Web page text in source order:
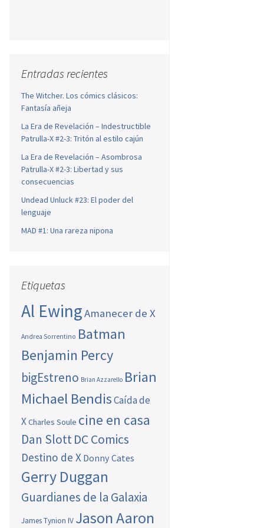
Entradas recientes
The Witcher. Los cómics clásicos:
Fantasía añeja
La Era de Revelación – Indestructible
Patrulla-X #2-3: Tritón al estilo cajún
La Era de Revelación – Asombrosa
Patrulla-X #2-3: Libertad y sus
consecuencias
Undead Unluck #23: El poder del
lenguaje
MAD #1: Una rareza nipona
Etiquetas
Al EwingAmanecer de X
Andrea Sorrentino Batman
Benjamin Percy
bigEstreno Brian Azzarello Brian
Michael BendisCaída de
XCharles Soule cine en casa
Dan SlottDC Comics
Destino de X Donny Cates
Gerry Duggan
Guardianes de la Galaxia
James Tynion IV Jason Aaron